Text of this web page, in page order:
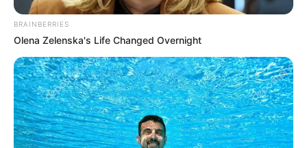
BRAINBERRIES
Olena Zelenska's Life Changed Overnight